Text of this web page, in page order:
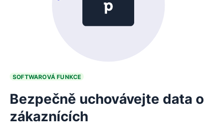
SOFTWAROVÁ FUNKCE
Bezpečně uchovávejte data o
zákaznících